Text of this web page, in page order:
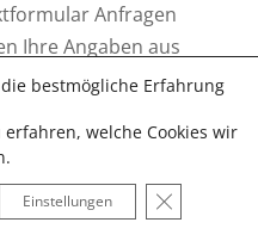
Anfragen
Ihre Angaben aus
der von Ihnen
zwecks
für den Fall von
Ihre Einwilligung
bestmögliche Erfahrung
erfahren, welche Cookies wir
Einstellungen GDPR